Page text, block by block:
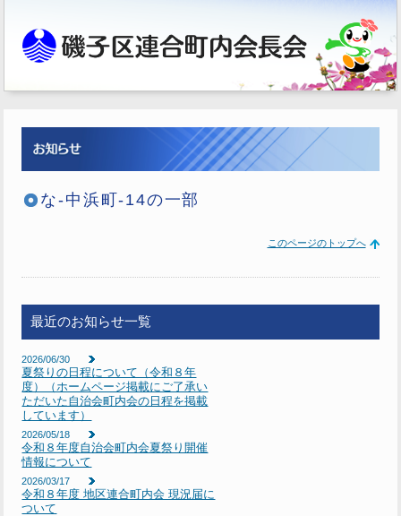
な-中浜町-14の一部
このページのトップへ
最近のお知らせ一覧
2026/06/30
夏祭りの日程について（令和８年
度）（ホームページ掲載にご了承い
ただいた自治会町内会の日程を掲載
しています）
2026/05/18
令和８年度自治会町内会夏祭り開催
情報について
2026/03/17
令和８年度 地区連合町内会 現況届に
ついて